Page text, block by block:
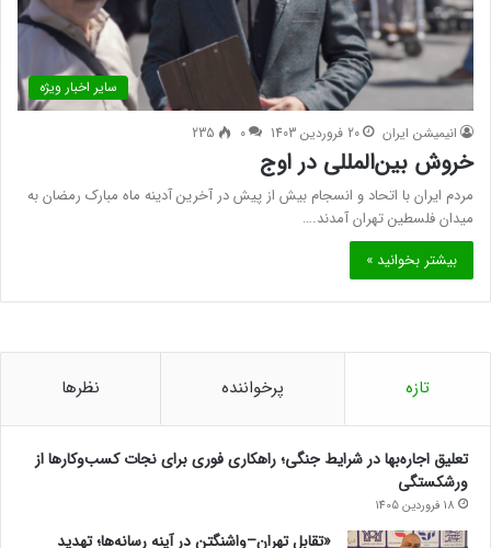
سایر اخبار ویژه
انیمیشن ایران 20 فروردین 1403 0
235
خروش بین‌المللی در اوج
مردم ایران با اتحاد و انسجام بیش از پیش در آخرین آدینه ماه مبارک رمضان به
میدان فلسطین تهران آمدند.…
بیشتر بخوانید »
تازه پرخواننده نظرها
تعلیق اجاره‌بها در شرایط جنگی؛ راهکاری فوری برای نجات کسب‌وکارها از
ورشکستگی
18 فروردین 1405
«تقابل تهران–واشنگتن در آینه رسانه‌ها؛ تهدید